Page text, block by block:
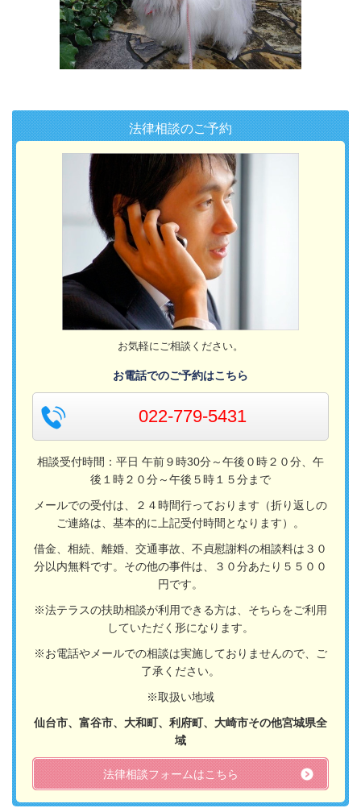
法律相談のご予約
お気軽にご相談ください。
お電話でのご予約はこちら
022-779-5431
相談受付時間：平日 午前９時30分～午後０時２０分、午
後１時２０分～午後５時１５分まで
メールでの受付は、２４時間行っております（折り返しの
ご連絡は、基本的に上記受付時間となります）。
借金、相続、離婚、交通事故、不貞慰謝料の相談料は３０
分以内無料です。その他の事件は、３０分あたり５５００
円です。
※法テラスの扶助相談が利用できる方は、そちらをご利用
していただく形になります。
※お電話やメールでの相談は実施しておりませんので、ご
了承ください。
※取扱い地域
仙台市、富谷市、大和町、利府町、大崎市その他宮城県全
域
法律相談フォームはこちら